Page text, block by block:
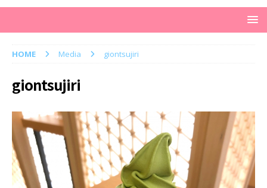
HOME Media giontsujiri
giontsujiri